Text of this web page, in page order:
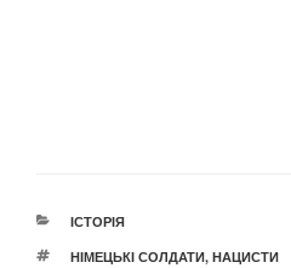
КАТЕГОРІЇ
ІСТОРІЯ
ПОЗНАЧКИ
НІМЕЦЬКІ СОЛДАТИ, НАЦИСТИ